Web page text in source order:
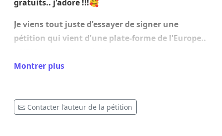
gratuits.. j'adore !!!🥰
Je viens tout juste d'essayer de signer une
pétition qui vient d'une plate-forme de l'Europe..
humains se communique entre eux pour
Je désirais signer cette pétition avec tout mon
Montrer plus
Contacter l’auteur de la pétition